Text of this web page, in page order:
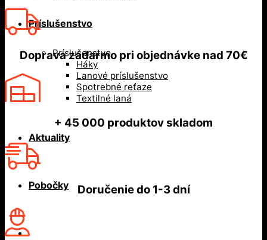
Príslušenstvo
Príslušenstvo
Háky
Lanové príslušenstvo
Spotrebné reťaze
Textilné laná
Aktuality
Pobočky
Doprava zadarmo pri objednávke nad 70€
+ 45 000 produktov skladom
Doručenie do1-3 dní